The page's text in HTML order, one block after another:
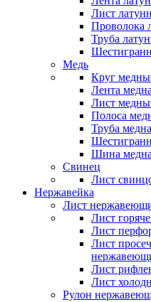
Лист
Проволока
Труба
Медь
Круг
Лента
Лист
Полоса
Труба
Шина
Свинец
Лист
Нержавейка
Лист
Лист
Лист
Лист
Лист
Лист
Рулон